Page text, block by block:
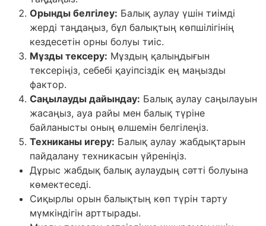
Орынды белгілеу: Балық аулау үшін тиімді
жерді таңдаңыз, бұл балықтың көпшілігінің
кездесетін орны болуы тиіс.
Мұзды тексеру: Мұздың қалыңдығын
тексеріңіз, себебі қауіпсіздік ең маңызды
фактор.
Саңылауды дайындау: Балық аулау саңылауын
жасаңыз, ауа райы мен балық түріне
байланысты оның өлшемін белгілеңіз.
Техниканы игеру: Балық аулау жабдықтарын
пайдалану техникасын үйреніңіз.
Дұрыс жабдық балық аулаудың сәтті болуына
көмектеседі.
Сиқырлы орын балықтың көп түрін тарту
мүмкіндігін арттырады.